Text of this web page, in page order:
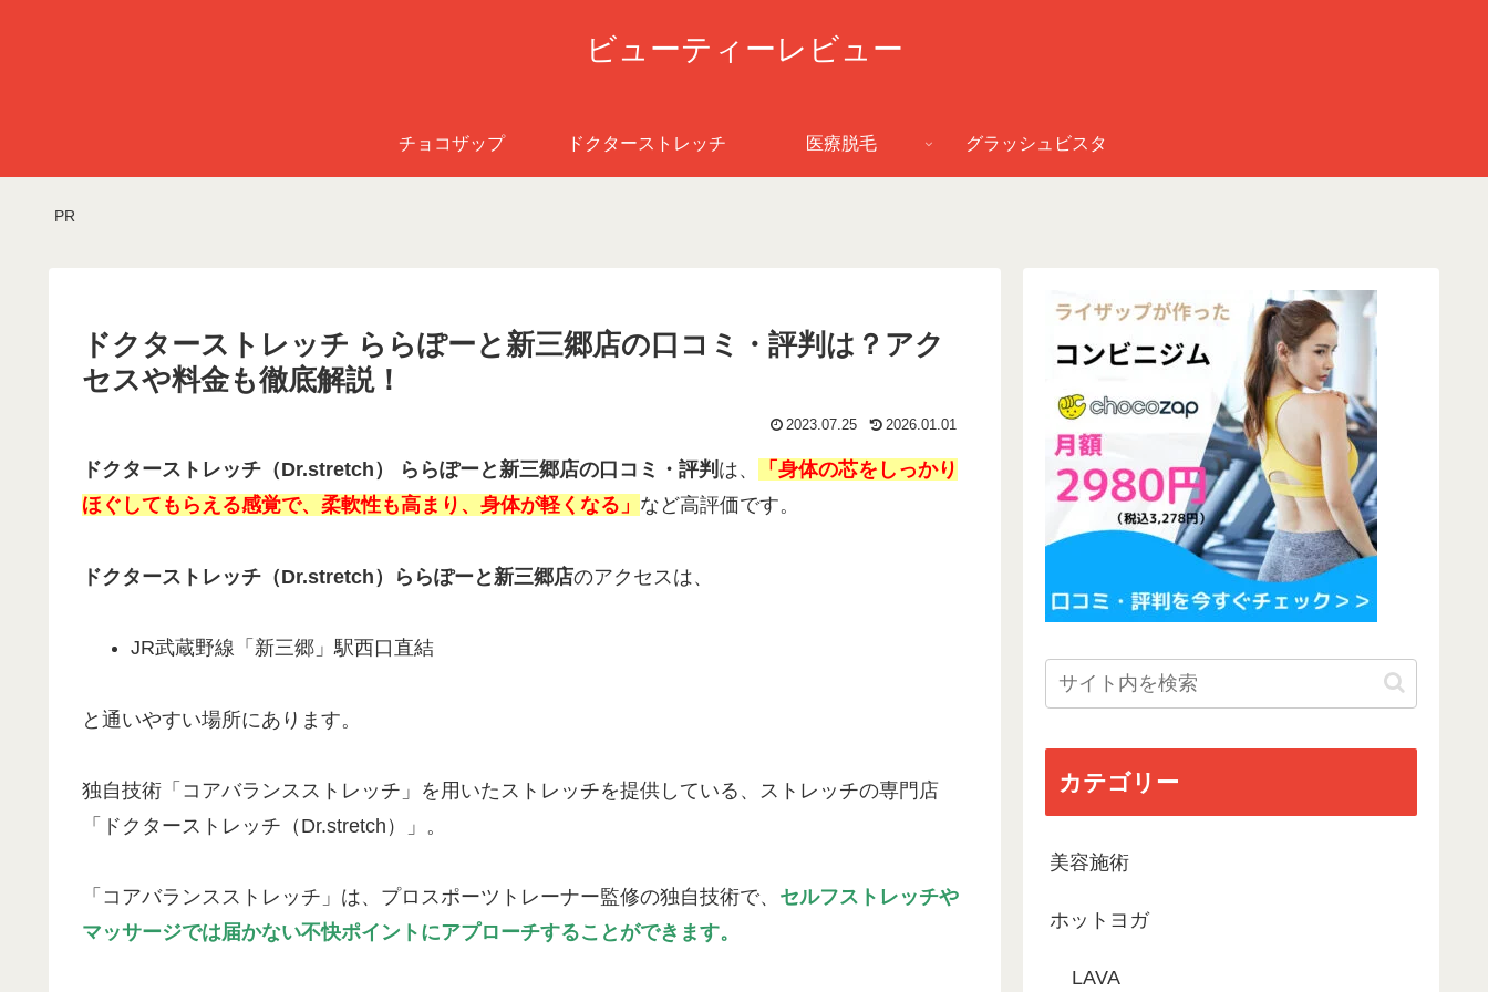
ビューティーレビュー
チョコザップ ドクターストレッチ 医療脱毛 グラッシュビスタ
PR
ドクターストレッチ ららぽーと新三郷店の口コミ・評判は？アク
セスや料金も徹底解説！
2023.07.25 2026.01.01
ドクターストレッチ（Dr.stretch） ららぽーと新三郷店の口コミ・評判 は、
「身体の芯をしっかり
ほぐしてもらえる感覚で、柔軟性も高まり、身体が軽くなる」 など高評価です。
ドクターストレッチ（Dr.stretch）ららぽーと新三郷店のアクセスは、
JR武蔵野線「新三郷」駅西口直結
と通いやすい場所にあります。
独自技術「コアバランスストレッチ」を用いたストレッチを提供している、ストレッチの専門店
「ドクターストレッチ（Dr.stretch）」。
「コアバランスストレッチ」は、プロスポーツトレーナー監修の独自技術で、 セルフストレッチや
マッサージでは届かない不快ポイントにアプローチすることができます。
カテゴリー
美容施術
ホットヨガ
LAVA